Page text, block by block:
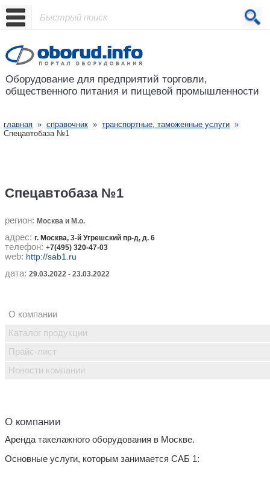
Проект основан в 2001 году
Оборудование для предприятий торговли,
общественного питания и пищевой промышленности
главная » справочник » транспортные, таможенные услуги »
Спецавтобаза №1
Спецавтобаза №1
регион: Москва и М.о.
адрес: г. Москва, 3-й Угрешский пр-д, д. 6
телефон: +7(495) 320-47-03
web: http://sab1.ru
дата: 29.03.2022 - 23.03.2022
О компании
О компании
Аренда такелажного оборудования в Москве.
Основные услуги, которым занимается САБ 1:
Каталог продукции
Прайс-лист
Новости компании